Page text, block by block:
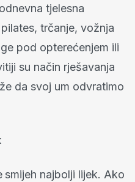
tjelesna
trčanje, vožnja
pod opterećenjem ili
su način rješavanja
da svoj um odvratimo
smijeh najbolji lijek. Ako